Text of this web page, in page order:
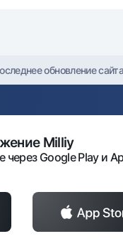
обновление
Milliy
через Google Play и